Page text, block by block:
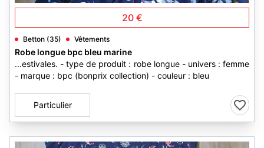
20 €
Betton (35) Vêtements
Robe longue bpc bleu marine
...estivales. - type de produit : robe longue - univers : femme
- marque : bpc (bonprix collection) - couleur : bleu
Particulier